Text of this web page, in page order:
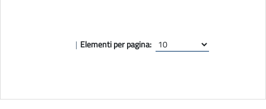
| Elementi per pagina: